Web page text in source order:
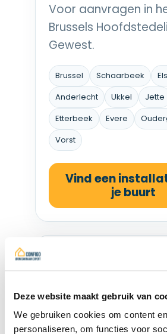
Deze website maakt gebruik van
We gebruiken cookies om content
personaliseren, om functies voor
Voor aanvragen in
Brussels
Gewest.
Brussel Schaarbeek
Anderlecht
Ukkel
Jette
Etterbeek
Evere
Vorst
Vind een
je buurt
Installateur in
Voor aanvragen in
Brabant en de rand